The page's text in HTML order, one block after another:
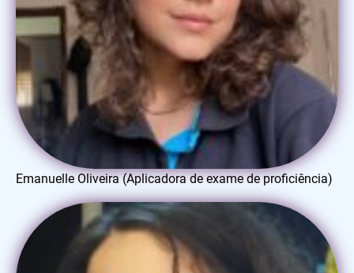
Emanuelle Oliveira (Aplicadora de exame de proficiência)